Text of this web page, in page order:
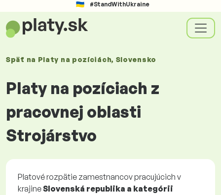
#StandWithUkraine
Späť na Platy na pozíciách, Slovensko
Platy na pozíciach z
pracovnej oblasti
Strojárstvo
Platové rozpätie zamestnancov pracujúcich v
krajineSlovenská republika a kategórii